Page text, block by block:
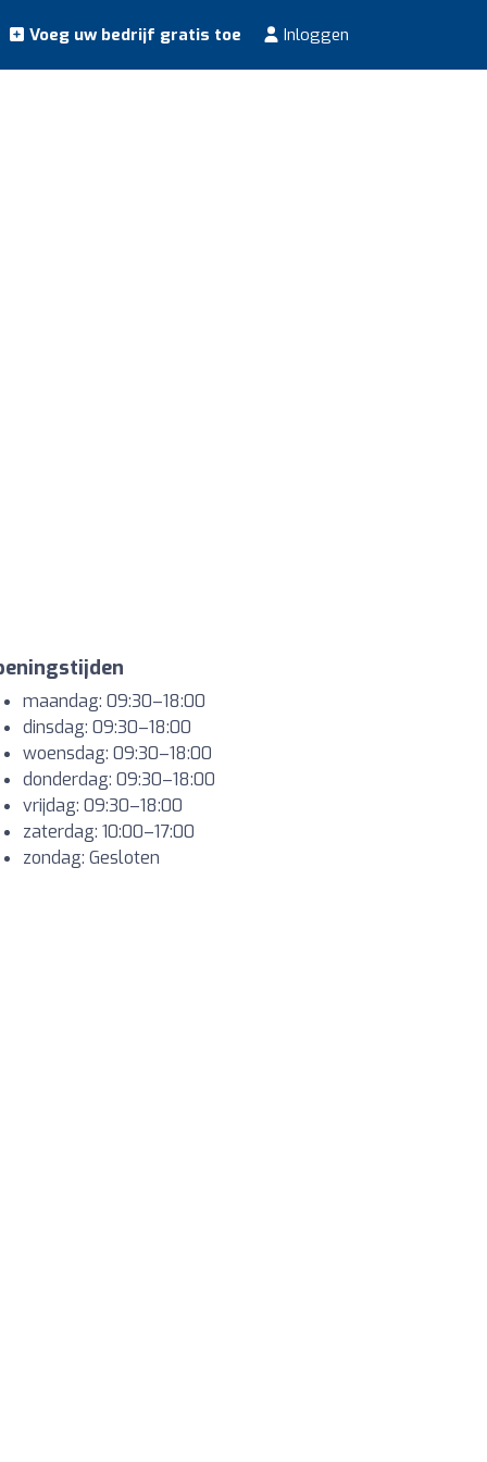
Voeg uw bedrijf gratis toe Inloggen
maandag: 09:30–18:00
dinsdag: 09:30–18:00
woensdag: 09:30–18:00
donderdag: 09:30–18:00
vrijdag: 09:30–18:00
zaterdag: 10:00–17:00
zondag: Gesloten